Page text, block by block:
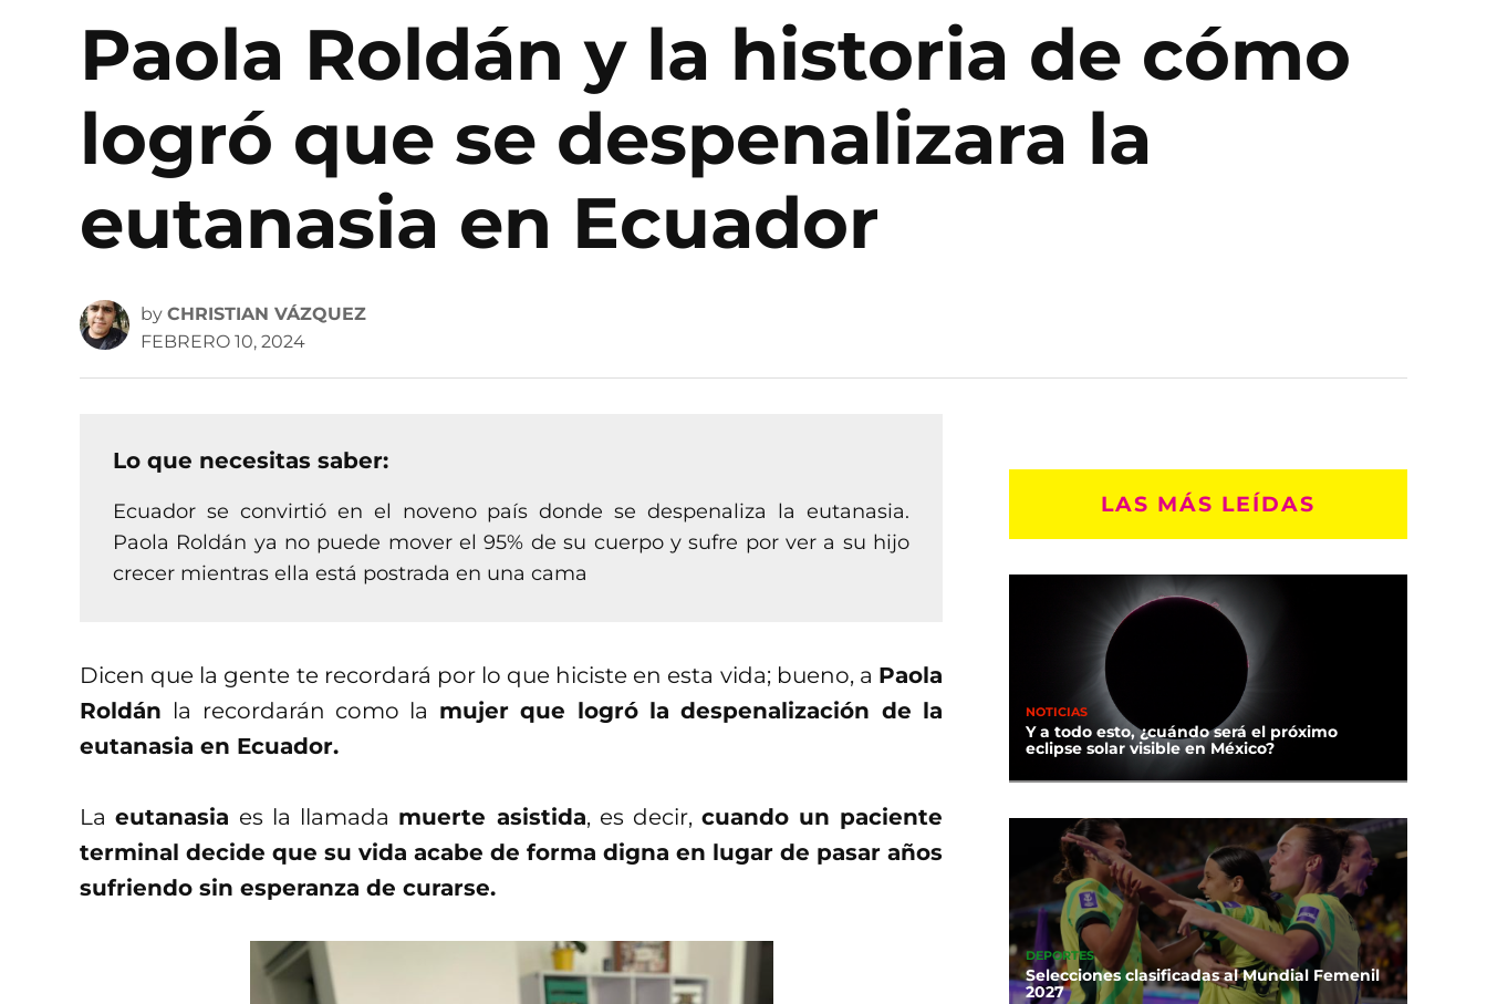
Paola Roldán y la historia de cómo
logró que se despenalizara la
eutanasia en Ecuador
by CHRISTIAN VÁZQUEZ
FEBRERO 10, 2024
Lo que necesitas saber:
Ecuador se convirtió en el noveno país donde se despenaliza la eutanasia.
Paola Roldán ya no puede mover el 95% de su cuerpo y sufre por ver a su hijo
crecer mientras ella está postrada en una cama
Dicen que la gente te recordará por lo que hiciste en esta vida; bueno, a Paola
Roldán la recordarán como la mujer que logró la despenalización de la
eutanasia en Ecuador.
Laeutanasia es la llamada muerte asistida, es decir, cuando un paciente
terminal decide que su vida acabe de forma digna en lugar de pasar años
sufriendo sin esperanza de curarse.
LAS MÁS LEÍDAS
NOTICIAS
Y a todo esto, ¿cuándo será el próximo
eclipse solar visible en México?
DEPORTES
Selecciones clasificadas al Mundial Femenil
2027